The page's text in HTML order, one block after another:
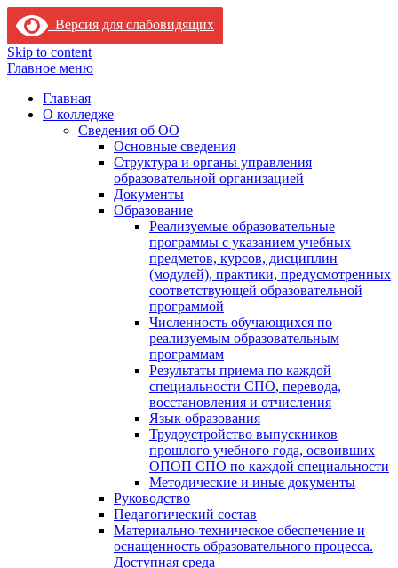
Версия для слабовидящих
Skip to content
Главное меню
Главная
О колледже
Сведения об ОО
Основные сведения
Структура и органы управления
образовательной организацией
Документы
Образование
Реализуемые образовательные
программы с указанием учебных
предметов, курсов, дисциплин
(модулей), практики, предусмотренных
соответствующей образовательной
программой
Численность обучающихся по
реализуемым образовательным
программам
Результаты приема по каждой
специальности СПО, перевода,
восстановления и отчисления
Язык образования
Трудоустройство выпускников
прошлого учебного года, освоивших
ОПОП СПО по каждой специальности
Методические и иные документы
Руководство
Педагогический состав
Материально-техническое обеспечение и
оснащенность образовательного процесса.
Доступная среда